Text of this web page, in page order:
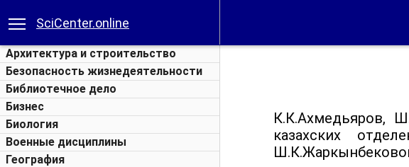
SciCenter.online
Архитектура и строительство
Безопасность жизнедеятельности
Библиотечное дело
Бизнес
Биология
Военные дисциплины
География
К.К.Ахмедьяров,
казахских